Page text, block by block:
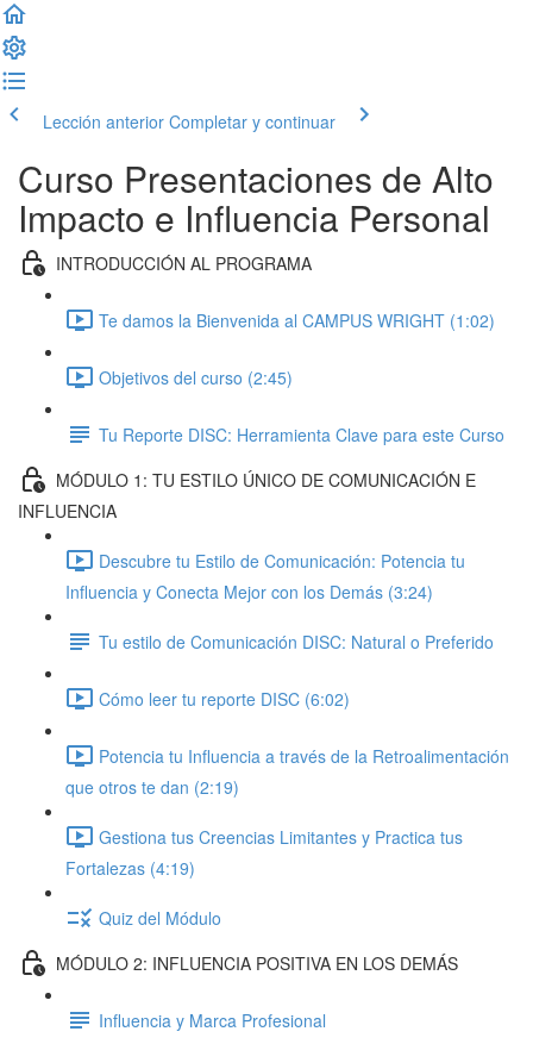
Lección anterior Completar y continuar
Curso Presentaciones de Alto
Impacto e Influencia Personal
INTRODUCCIÓN AL PROGRAMA
Te damos la Bienvenida al CAMPUS WRIGHT (1:02)
Objetivos del curso (2:45)
Tu Reporte DISC: Herramienta Clave para este Curso
MÓDULO 1: TU ESTILO ÚNICO DE COMUNICACIÓN E
INFLUENCIA
Descubre tu Estilo de Comunicación: Potencia tu
Influencia y Conecta Mejor con los Demás (3:24)
Tu estilo de Comunicación DISC: Natural o Preferido
Cómo leer tu reporte DISC (6:02)
Potencia tu Influencia a través de la Retroalimentación
que otros te dan (2:19)
Gestiona tus Creencias Limitantes y Practica tus
Fortalezas (4:19)
Quiz del Módulo
MÓDULO 2: INFLUENCIA POSITIVA EN LOS DEMÁS
Influencia y Marca Profesional